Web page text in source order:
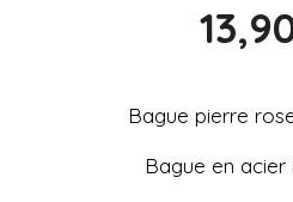
Bague pierre
Bague en acier